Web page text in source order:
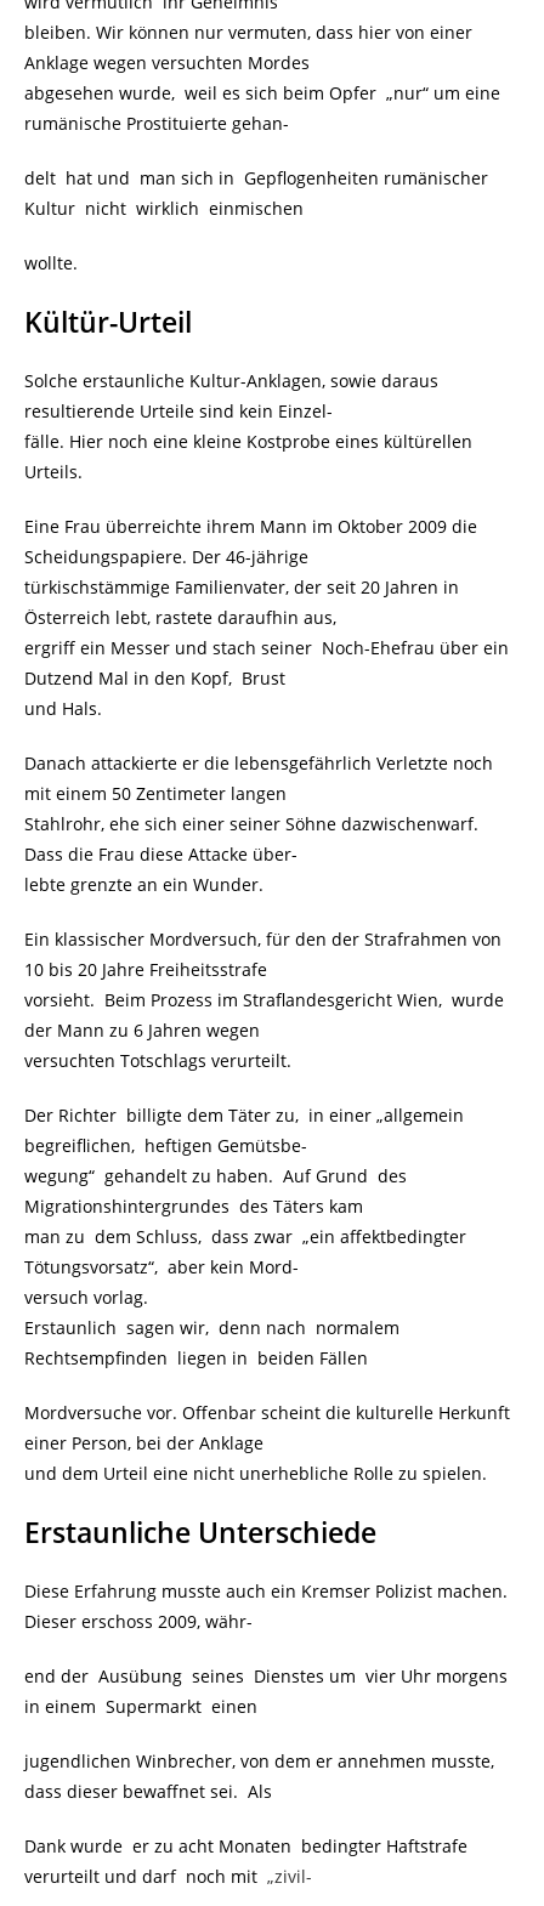
bleiben. Wir können nur vermuten, dass hier von einer
Anklage wegen versuchten Mordes
abgesehen wurde, weil es sich beim Opfer „nur“ um eine
rumänische Prostituierte gehan-
delt hat und man sich in Gepflogenheiten rumänischer
Kultur nicht wirklich einmischen
wollte.
Kültür-Urteil
Solche erstaunliche Kultur-Anklagen, sowie daraus
resultierende Urteile sind kein Einzel-
fälle. Hier noch eine kleine Kostprobe eines kültürellen
Urteils.
Eine Frau überreichte ihrem Mann im Oktober 2009 die
Scheidungspapiere. Der 46-jährige
türkischstämmige Familienvater, der seit 20 Jahren in
Österreich lebt, rastete daraufhin aus,
ergriff ein Messer und stach seiner Noch-Ehefrau über ein
Dutzend Mal in den Kopf, Brust
und Hals.
Danach attackierte er die lebensgefährlich Verletzte noch
mit einem 50 Zentimeter langen
Stahlrohr, ehe sich einer seiner Söhne dazwischenwarf.
Dass die Frau diese Attacke über-
lebte grenzte an ein Wunder.
Ein klassischer Mordversuch, für den der Strafrahmen von
10 bis 20 Jahre Freiheitsstrafe
vorsieht. Beim Prozess im Straflandesgericht Wien, wurde
der Mann zu 6 Jahren wegen
versuchten Totschlags verurteilt.
Der Richter billigte dem Täter zu, in einer „allgemein
begreiflichen, heftigen Gemütsbe-
wegung“ gehandelt zu haben. Auf Grund des
Migrationshintergrundes des Täters kam
man zu dem Schluss, dass zwar „ein affektbedingter
Tötungsvorsatz“, aber kein Mord-
versuch vorlag.
Erstaunlich sagen wir, denn nach normalem
Rechtsempfinden liegen in beiden Fällen
Mordversuche vor. Offenbar scheint die kulturelle Herkunft
einer Person, bei der Anklage
und dem Urteil eine nicht unerhebliche Rolle zu spielen.
Erstaunliche Unterschiede
Diese Erfahrung musste auch ein Kremser Polizist machen.
Dieser erschoss 2009, währ-
end der Ausübung seines Dienstes um vier Uhr morgens
in einem Supermarkt einen
jugendlichen Winbrecher, von dem er annehmen musste,
dass dieser bewaffnet sei. Als
Dank wurde er zu acht Monaten bedingter Haftstrafe
verurteilt und darf noch mit „zivil-